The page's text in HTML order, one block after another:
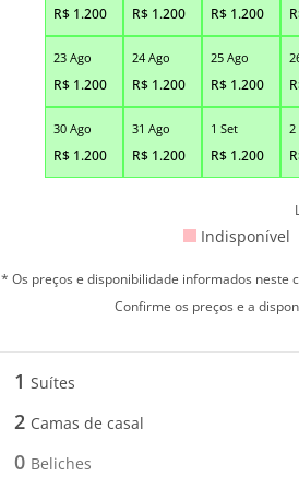
R$ 1.200 R$ 1.200 R$ 1.200
23 Ago
R$ 1.200
24 Ago
R$ 1.200
25 Ago
R$ 1.200
30 Ago
R$ 1.200
31 Ago
R$ 1.200
1 Set
R$ 1.200
2
Indisponível
* Os preços e disponibilidade informados neste
Confirme os preços e a
1Suítes
2 Camas de casal
0 Beliches